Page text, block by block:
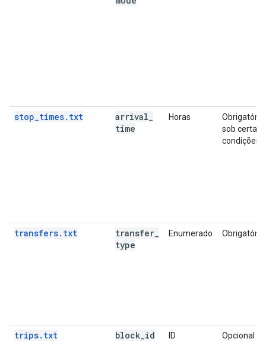
stop_times.txt arrival
time
Horas
Obrigatório
sob certas
condições
transfers.txt transfer
type
Enumerado Obrigatório
trips.txt block id ID Opcional